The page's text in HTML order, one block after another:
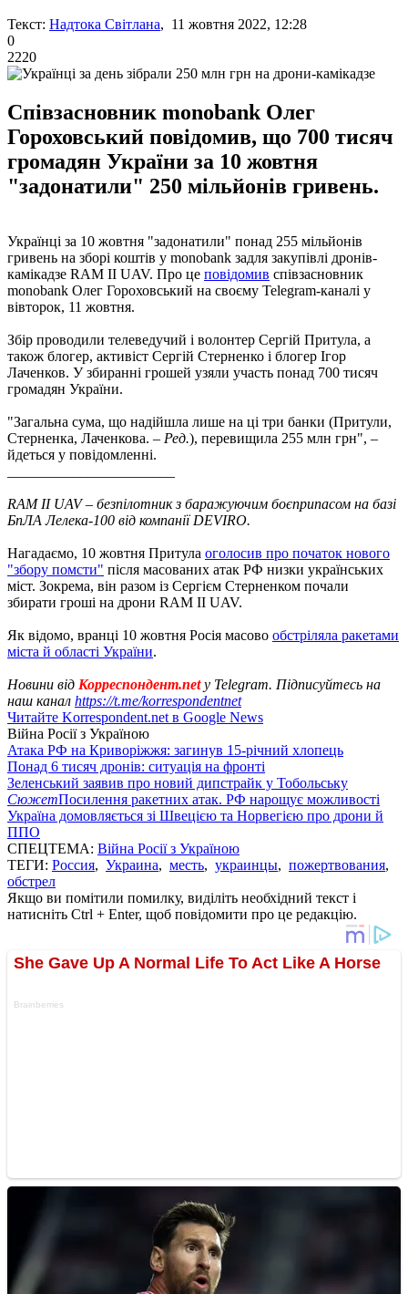
Текст: Надтока Світлана, 11 жовтня 2022, 12:28
0
2220
Співзасновник monobank Олег
Гороховський повідомив, що 700 тисяч
громадян України за 10 жовтня
"задонатили" 250 мільйонів гривень.
Українці за 10 жовтня "задонатили" понад 255 мільйонів
гривень на зборі коштів у monobank задля закупівлі дронів-
камікадзе RAM II UAV. Про це повідомив співзасновник
monobank Олег Гороховський на своєму Telegram-каналі у
вівторок, 11 жовтня.
Збір проводили телеведучий і волонтер Сергій Притула, а
також блогер, активіст Сергій Стерненко і блогер Ігор
Лаченков. У збиранні грошей узяли участь понад 700 тисяч
громадян України.
"Загальна сума, що надійшла лише на ці три банки (Притули,
Стерненка, Лаченкова. – Ред.), перевищила 255 млн грн", –
йдеться у повідомленні.
RAM II UAV – безпілотник з баражуючим боєприпасом на базі
БпЛА Лелека-100 від компанії DEVIRO.
Нагадаємо, 10 жовтня Притула оголосив про початок нового
"збору помсти" після масованих атак РФ низки українських
міст. Зокрема, він разом із Сергієм Стерненком почали
збирати гроші на дрони RAM ІІ UAV.
Як відомо, вранці 10 жовтня Росія масово обстріляла ракетами
міста й області України.
Новини від Корреспондент.netу Telegram. Підписуйтесь на
наш канал https://t.me/korrespondentnet
Читайте Korrespondent.net в Google News
Війна Росії з Україною
Атака РФ на Криворіжжя: загинув 15-річний хлопець
Понад 6 тисяч дронів: ситуація на фронті
Зеленський заявив про новий дипстрайк у Тобольську
СюжетПосилення ракетних атак. РФ нарощує можливості
Україна домовляється зі Швецією та Норвегією про дрони й
ППО
СПЕЦТЕМА: Війна Росії з Україною
ТЕГИ: Россия, Украина, месть, украинцы, пожертвования,
обстрел
Якщо ви помітили помилку, виділіть необхідний текст і
натисніть Ctrl + Enter, щоб повідомити про це редакцію.